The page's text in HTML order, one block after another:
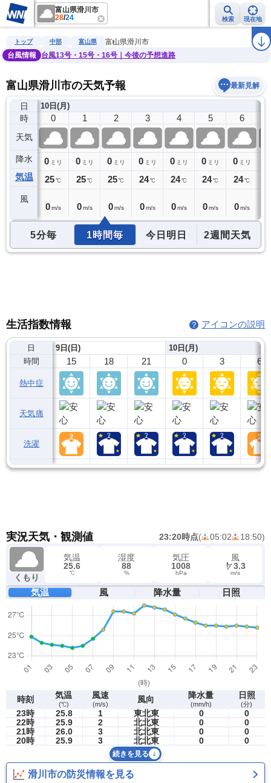
富山県滑川市
28/24 検索 現在地
雨雲レーダー 台風情報 地震情報 ラ
トップ 中部 富山県
富山県滑川市
台風情報
台風13号・15号・16号｜今後の予想進路
富山県滑川市の天気予報 最新見解
日
時
天気
降水
気温
風
9日(日)
23
0ミリ
26℃
10日(月)
0
0 ミリ
25℃
0 m/s
1
0 ミリ
25℃
0 m/s
2
0 ミリ
25℃
0 m/s
3
0 ミリ
24℃
0 m/s
4
0 ミリ
24℃
0 m/s
5
0 ミリ
24℃
0 m/s
6
0 ミリ
24℃
0 m/s
5分毎 1時間毎 今日明日 2週間天気
生活指数情報 アイコンの説明
日
時間
熱中症
天気痛
洗濯
9日(日)
15 18 21
10日(月)
0 3 6
実況天気・観測値 23:20時点( 05:02 18:50)
くもり
気温
25.6
℃
湿度
88
%
気圧
1008
hPa
風
3.3
m/s
気温 風 降水量 日照
時刻 気温
(℃)
風速
(m/s) 風向 降水量
(mm/h)
日照
(分)
23時 25.8 1 東北東 0
0
22時
25.9 2 北北東 0
0
21時
26.0 3 北北東 0
0
20時
25.9 3 北北東 0 0
続きを見る
滑川市の防災情報を見る